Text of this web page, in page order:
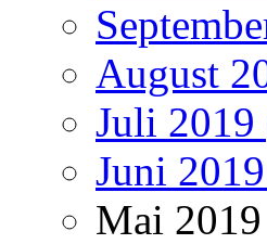
August
Juli 2019
Juni
Mai